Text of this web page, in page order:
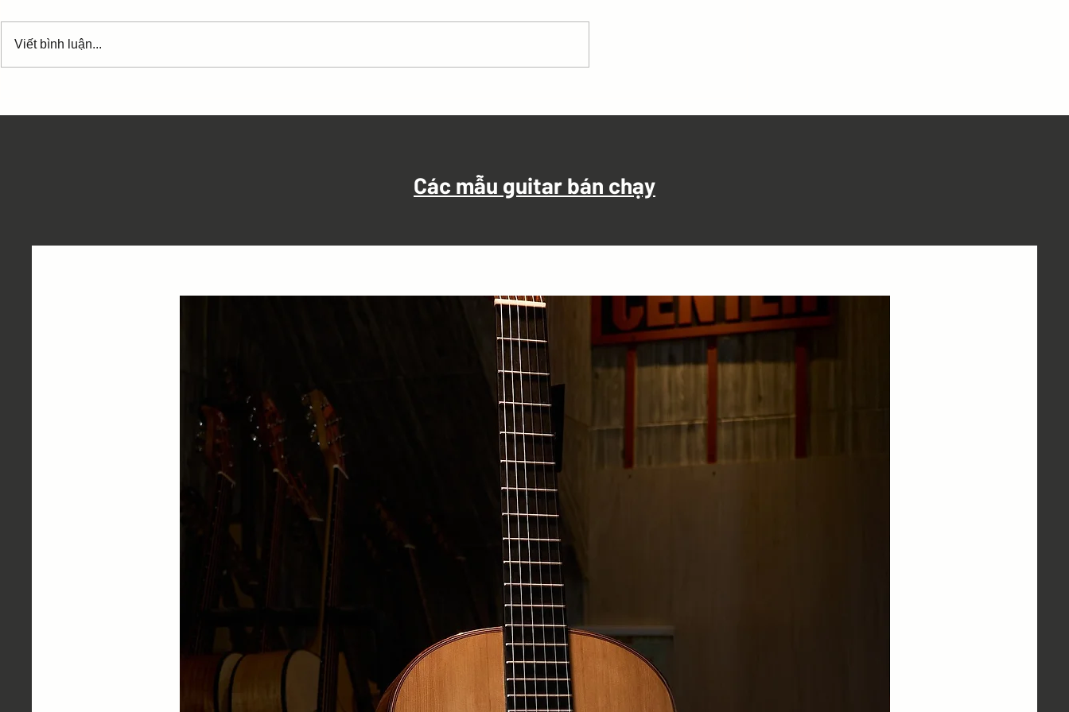
Tạm biệt chim én [D] xưa [Em]
[Am] kia có cô bé nhìn qua [F]
Viết bình luận...
Các mẫu guitar bán chạy